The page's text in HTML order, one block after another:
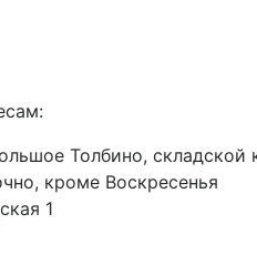
Толбино,
кроме Воскресенья
1